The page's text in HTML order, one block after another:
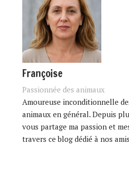
Françoise
Passionnée des animaux
Amoureuse inconditionnelle
animaux en général. Depuis
vous partage ma passion et
travers ce blog dédié à nos